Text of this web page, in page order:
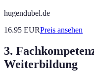
hugendubel.de
16.95 EURPreis ansehen
3.
Weiterbildung